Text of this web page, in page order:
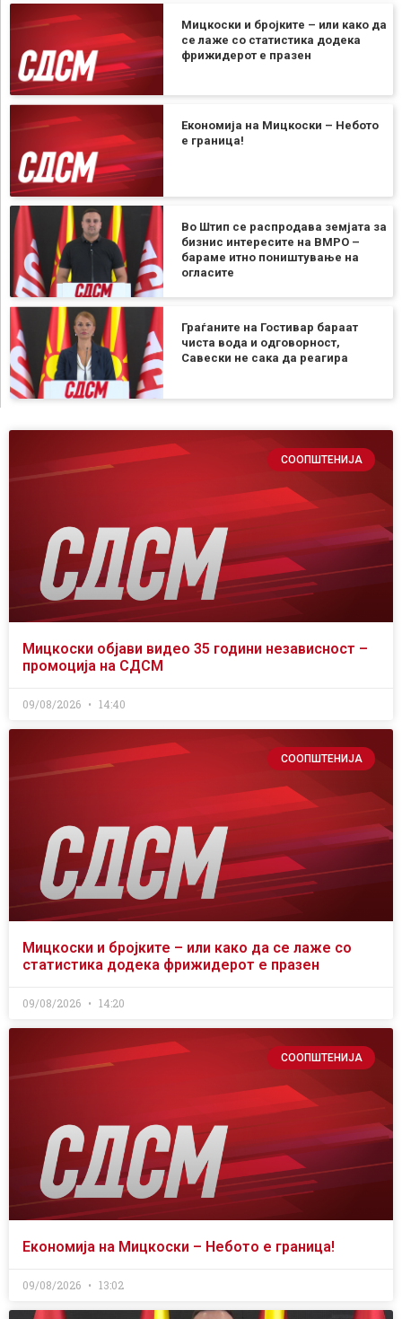
Мицкоски и бројките – или како да
се лаже со статистика додека
фрижидерот е празен
Економија на Мицкоски – Небото
е граница!
Во Штип се распродава земјата за
бизнис интересите на ВМРО –
бараме итно поништување на
огласите
Граѓаните на Гостивар бараат
чиста вода и одговорност,
Савески не сака да реагира
СООПШТЕНИЈА
Мицкоски објави видео 35 години независност –
промоција на СДСМ
09/08/2026 14:40
СООПШТЕНИЈА
Мицкоски и бројките – или како да се лаже со
статистика додека фрижидерот е празен
09/08/2026 14:20
СООПШТЕНИЈА
Економија на Мицкоски – Небото е граница!
09/08/2026 13:02